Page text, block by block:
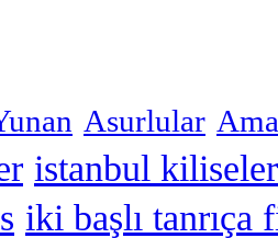
Asurlular
istanbul
iki başlı tanrıça